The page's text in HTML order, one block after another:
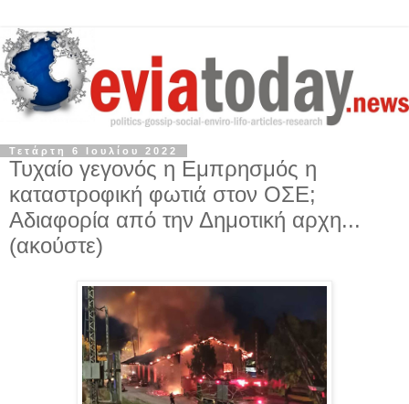
Τετάρτη 6 Ιουλίου 2022
Τυχαίο γεγονός η Εμπρησμός η
καταστροφική φωτιά στον ΟΣΕ;
Αδιαφορία από την Δημοτική αρχη...
(ακούστε)